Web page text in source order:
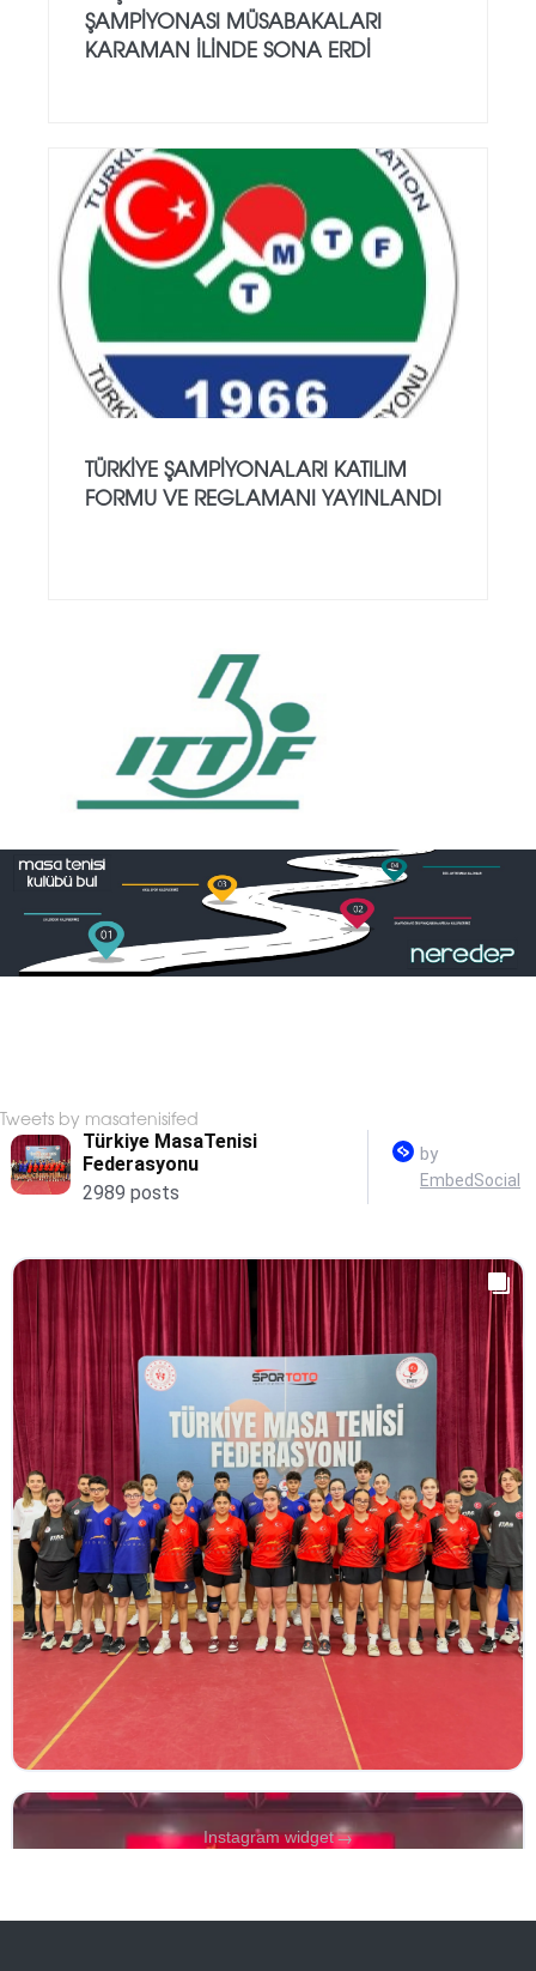
ŞAMPİYONASI MÜSABAKALARI
KARAMAN İLİNDE SONA ERDİ
TÜRKIYE ŞAMPIYONALARI KATILIM
FORMU VE REGLAMANI YAYINLANDI
Tweets by masatenisifed
Instagram widget→